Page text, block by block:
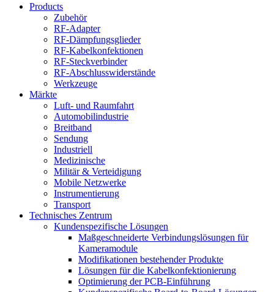
Products
Zubehör
RF-Adapter
RF-Dämpfungsglieder
RF-Kabelkonfektionen
RF-Steckverbinder
RF-Abschlusswiderstände
Werkzeuge
Märkte
Luft- und Raumfahrt
Automobilindustrie
Breitband
Sendung
Industriell
Medizinische
Militär & Verteidigung
Mobile Netzwerke
Instrumentierung
Transport
Technisches Zentrum
Kundenspezifische Lösungen
Maßgeschneiderte Verbindungslösungen für
Kameramodule
Modifikationen bestehender Produkte
Lösungen für die Kabelkonfektionierung
Optimierung der PCB-Einführung